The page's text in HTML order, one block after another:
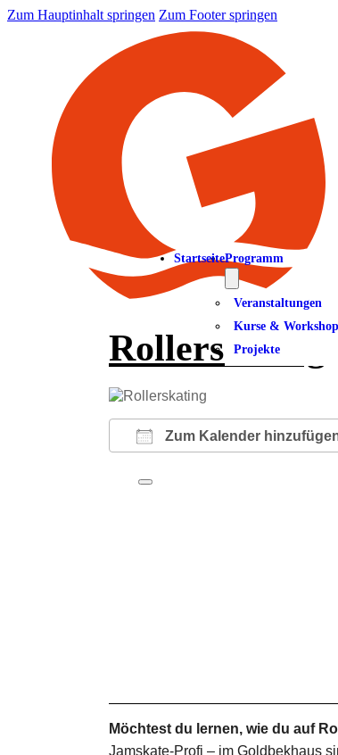
Zum Hauptinhalt springen Zum Footer springen
StartseiteProgramm
Veranstaltungen
Kurse &
Projekte
Rollerskating
Zum Kalender
ICS herunterladen
Möchtest du lernen, wie du auf
Jamskate-Profi – im Goldbekhaus